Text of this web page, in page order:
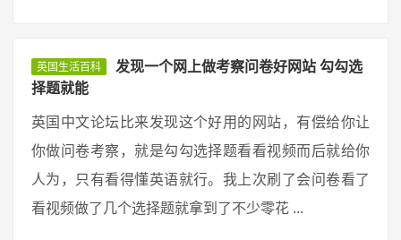
英国生活百科
发现一个网上做考察问卷好网站 勾勾选
择题就能
英国中文论坛比来发现这个好用的网站，有偿给你让
你做问卷考察，就是勾勾选择题看看视频而后就给你
人为，只有看得懂英语就行。我上次刷了会问卷看了
看视频做了几个选择题就拿到了不少零花 ...